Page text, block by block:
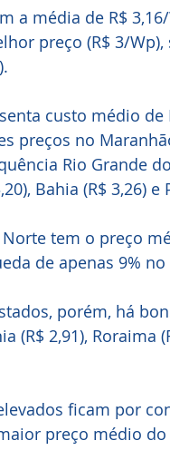
a média de R$
preço (R$ 3/
custo médio
preços no
Rio Grande
Bahia (R$ 3,26)
tem o preço
de apenas 9%
(R$ 2,91), Roraima
ficam por
preço médio